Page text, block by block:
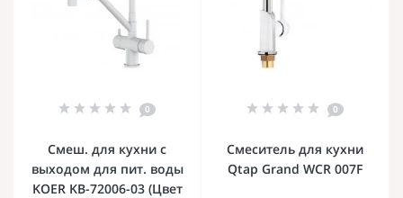
0
Смеш. для кухни с
выходом для пит. воды
KOER KB-72006-03 (Цвет
0
Смеситель для кухни
Qtap Grand WCR 007F